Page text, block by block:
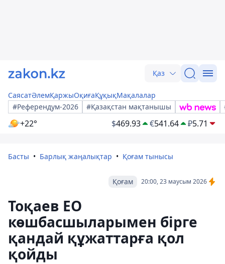
Қаз
СаясатӘлемҚаржыОқиғаҚұқықМақалалар
#Референдум-2026
#Қазақстан мақтанышы
+22° $469.93 €541.64 ₽5.71
Басты Барлық жаңалықтар Қоғам тынысы
20:00, 23 маусым 2026
Қоғам
Тоқаев ЕО
көшбасшыларымен бірге
қандай құжаттарға қол
қойды